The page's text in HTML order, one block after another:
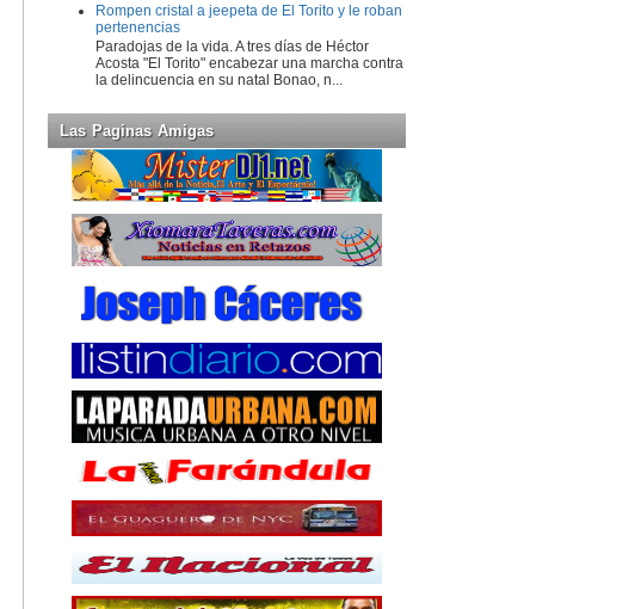
Rompen cristal a jeepeta de El Torito y le roban
pertenencias
Paradojas de la vida. A tres días de Héctor
Acosta "El Torito" encabezar una marcha contra
la delincuencia en su natal Bonao, n...
Las Paginas Amigas